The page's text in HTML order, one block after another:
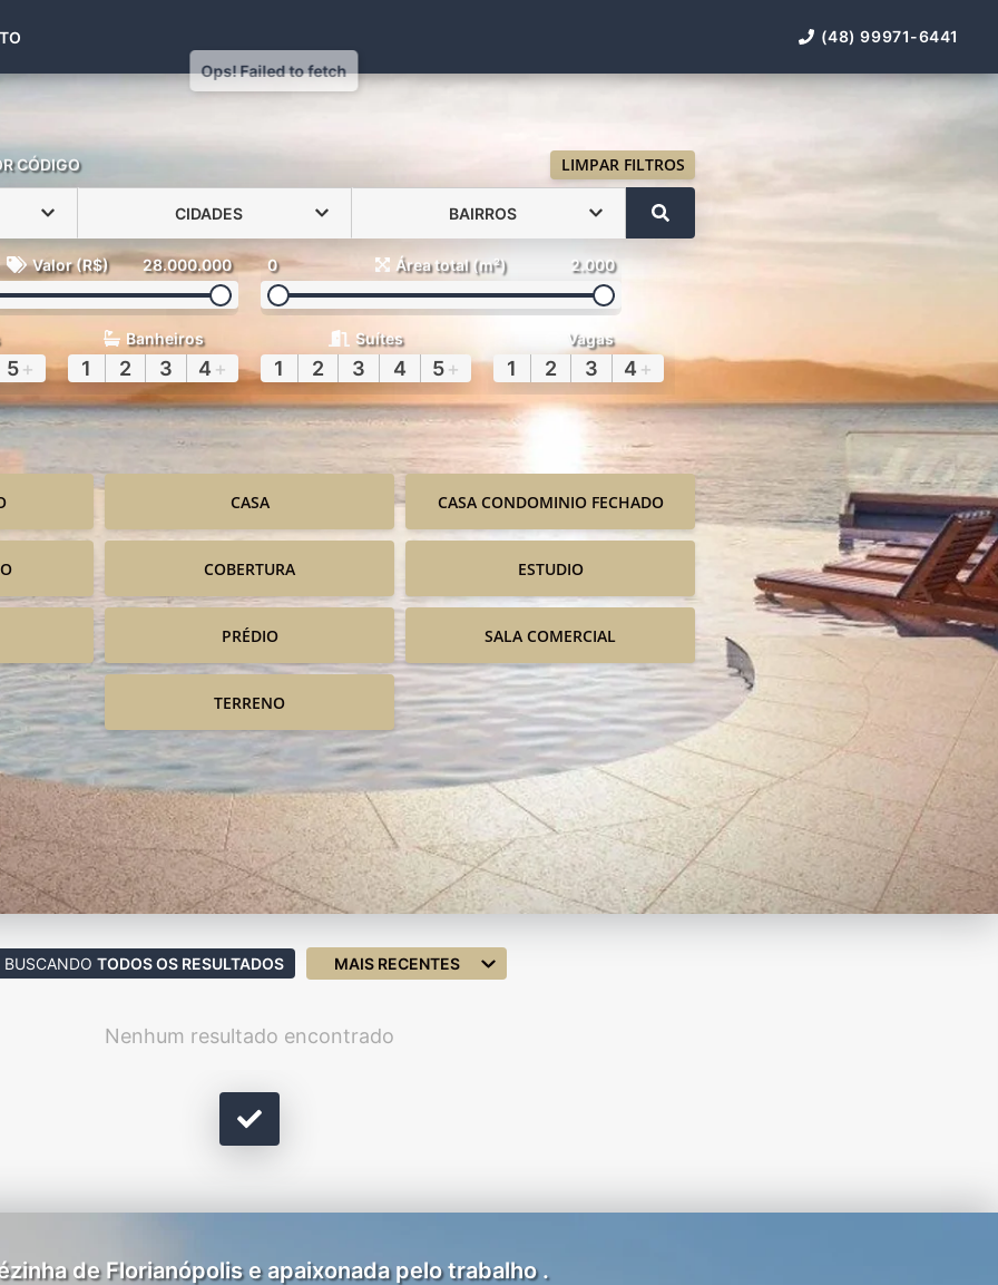
(48) 99971-6441
CÓDIGO LIMPAR FILTROS
CIDADES BAIRROS
Valor (R$) 28.000.000 0 Área total (m²) 2.000
5+
Banheiros
1 2 3 4 +
Suítes
1 2 3 4 5+
Vagas
1 2 3 4 +
CASA CASA CONDOMINIO FECHADO
COBERTURA ESTUDIO
PRÉDIO SALA COMERCIAL
TERRENO
BUSCANDO TODOS OS RESULTADOS MAIS RECENTES
Nenhum resultado encontrado
de Florianópolis e apaixonada pelo trabalho .